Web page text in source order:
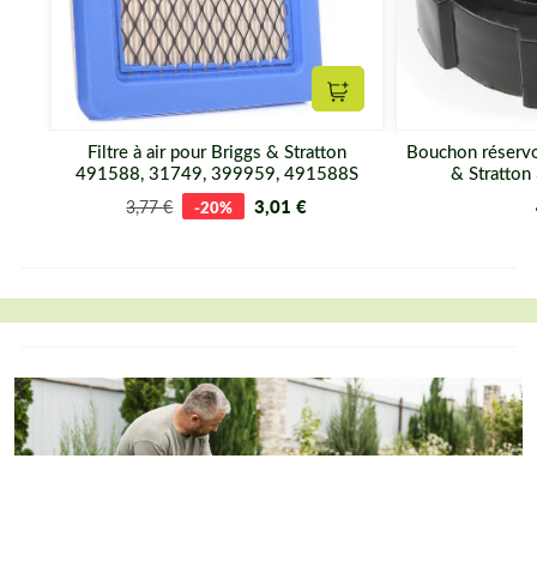
Ajouter au panier
Filtre à air pour Briggs & Stratton
491588, 31749, 399959, 491588S
3,77 € -20% 3,01 €
Bouchon
&